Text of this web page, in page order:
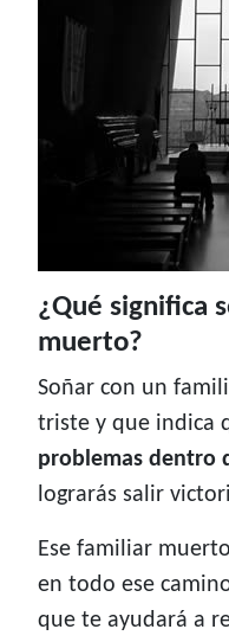
¿Qué significa
muerto?
Soñar con un
triste y que indica
problemas dentro
lograrás salir
Ese familiar
en todo ese
que te ayudará a